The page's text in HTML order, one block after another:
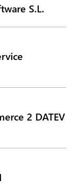
S.L.
2 DATEV